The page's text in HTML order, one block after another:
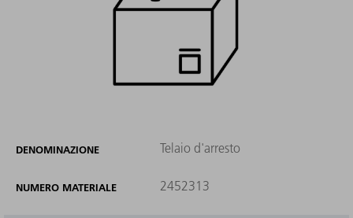
DENOMINAZIONE Telaio d'arresto
NUMERO MATERIALE 2452313